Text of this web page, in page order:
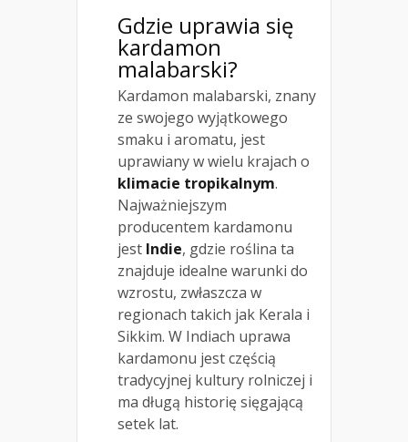
Gdzie uprawia się
kardamon
malabarski?
Kardamon malabarski, znany
ze swojego wyjątkowego
smaku i aromatu, jest
uprawiany w wielu krajach o
klimacie tropikalnym.
Najważniejszym
producentem kardamonu
jest Indie, gdzie roślina ta
znajduje idealne warunki do
wzrostu, zwłaszcza w
regionach takich jak Kerala i
Sikkim. W Indiach uprawa
kardamonu jest częścią
tradycyjnej kultury rolniczej i
ma długą historię sięgającą
setek lat.